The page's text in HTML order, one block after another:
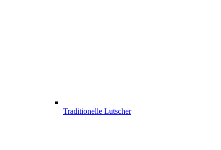
Traditionelle Lutscher